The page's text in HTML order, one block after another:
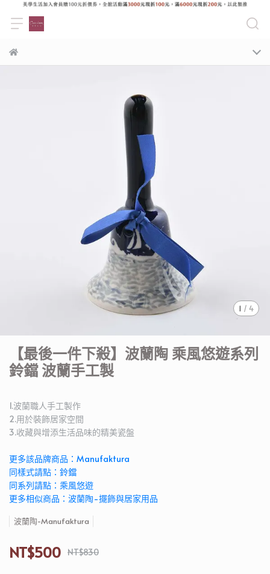
1 / 4
【最後一件下殺】波蘭陶 乘風悠遊系列
鈴鐺 波蘭手工製
1.波蘭職人手工製作
2.用於裝飾居家空間
3.收藏與增添生活品味的精美瓷盤
更多該品牌商品：Manufaktura
同樣式請點：鈴鐺
同系列請點：乘風悠遊
更多相似商品：波蘭陶-擺飾與居家用品
波蘭陶-Manufaktura
NT$500 NT$830